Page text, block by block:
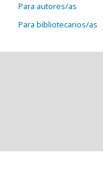
Para autores/as
Para bibliotecarios/as